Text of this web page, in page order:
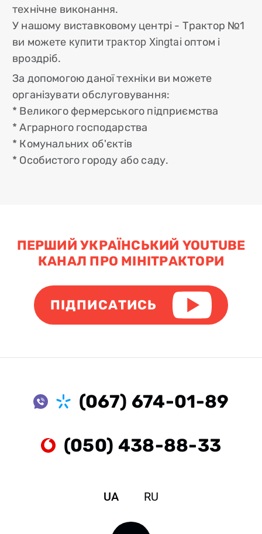
технічне виконання.
У нашому виставковому центрі - Трактор №1
ви можете купити трактор Xingtai оптом і
вроздріб.
За допомогою даної техніки ви можете
організувати обслуговування:
* Великого фермерського підприємства
* Аграрного господарства
* Комунальних об'єктів
* Особистого городу або саду.
ПЕРШИЙ УКРАЇНСЬКИЙ YOUTUBE
КАНАЛ ПРО МІНІТРАКТОРИ
ПІДПИСАТИСЬ
(067) 674-01-89
(050) 438-88-33
UA RU